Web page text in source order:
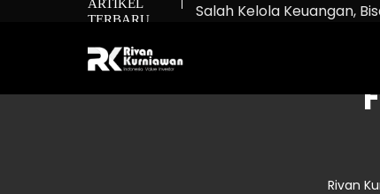
ARTIKEL
TERBARU
Salah Kelola Keuangan,
Bukan Cuma Beli
Rivan